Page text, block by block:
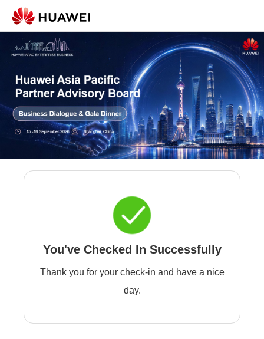
You've Checked In Successfully
Thank you for your check-in and have a nice
day.